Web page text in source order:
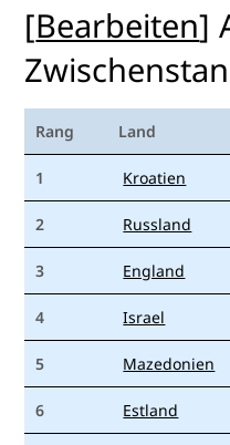
[Bearbeiten]
Rang Land
1 Kroatien
2 Russland
3 England
4 Israel
5 Mazedonien
6 Estland